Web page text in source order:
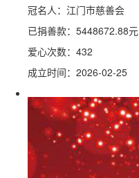
冠名人：江门市慈善会
已捐善款： 5448672.88元
爱心次数：432
成立时间：2026-02-25